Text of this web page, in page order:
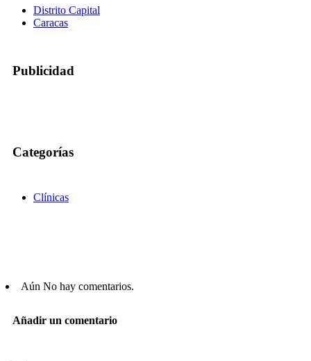
Distrito Capital
Caracas
Publicidad
Categorías
Clínicas
Aún No hay comentarios.
Añadir un comentario